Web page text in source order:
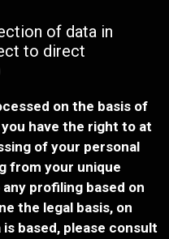
of data in
to direct
on the basis of
have the right to at
of your personal
from your unique
profiling based on
the legal basis, on
based, please consult